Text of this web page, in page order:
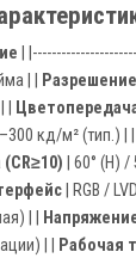
|
| | Разрешение
|
кд/м² (тип.) | |
| 60° (H) /
| RGB /
| |
| |
Рабочая